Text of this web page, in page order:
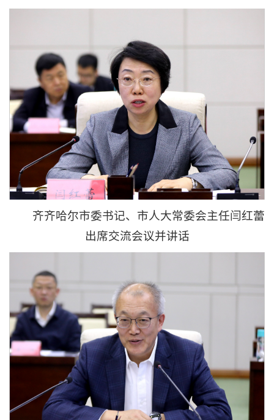
齐齐哈尔市委书记、市人大常委会主任闫红蕾
出席交流会议并讲话